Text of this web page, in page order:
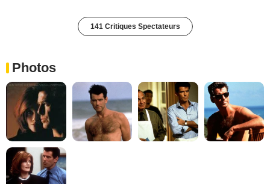
141 Critiques Spectateurs
Photos